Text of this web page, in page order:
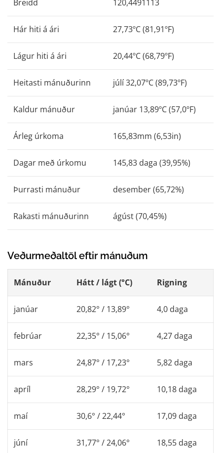
Breidd 120,4491113
Hár hiti á ári 27,73ºC (81,91ºF)
Lágur hiti á ári 20,44ºC (68,79ºF)
Heitasti mánuðurinn júlí 32,07ºC (89,73ºF)
Kaldur mánuður janúar 13,89ºC (57,0ºF)
Árleg úrkoma 165,83mm (6,53in)
Dagar með úrkomu 145,83 daga (39,95%)
Þurrasti mánuður desember (65,72%)
Rakasti mánuðurinn ágúst (70,45%)
Veðurmeðaltöl eftir mánuðum
Mánuður Hátt / lágt (°C) Rigning
janúar 20,82° / 13,89° 4,0 daga
febrúar 22,35° / 15,06° 4,27 daga
mars 24,87° / 17,23° 5,82 daga
apríl 28,29° / 19,72° 10,18 daga
maí 30,6° / 22,44° 17,09 daga
júní 31,77° / 24,06° 18,55 daga